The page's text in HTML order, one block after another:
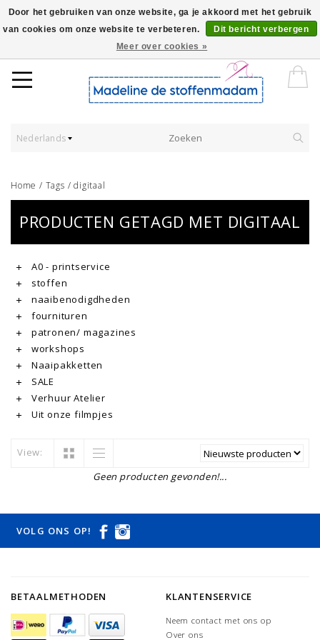
Worldwide Shipping - Onze stoffen worden verkocht per 10 cm.
Nederlands
Home / Tags /digitaal
PRODUCTEN GETAGD MET DIGITAAL
A0 - printservice
stoffen
naaibenodigdheden
fournituren
patronen/ magazines
workshops
Naaipakketten
SALE
Verhuur Atelier
Uit onze filmpjes
View:
Geen producten gevonden!...
VOLG ONS OP!
BETAALMETHODEN KLANTENSERVICE
Neem contact met ons op
Over ons
Door het gebruiken van onze website, ga je akkoord met het gebruik
van cookies om onze website te verbeteren.
Dit bericht verbergen
Meer over cookies »